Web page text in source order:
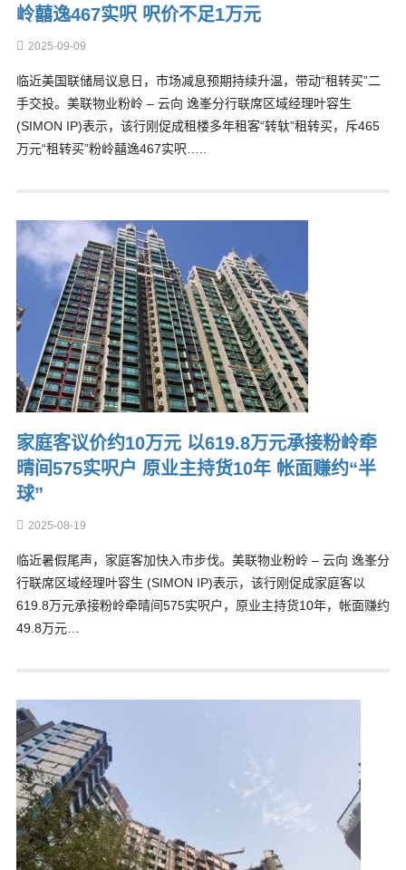
岭囍逸467实呎 呎价不足1万元
2025-09-09
临近美国联储局议息日，市场减息预期持续升温，带动“租转买”二
手交投。美联物业粉岭 – 云向 逸峯分行联席区域经理叶容生
(SIMON IP)表示，该行刚促成租楼多年租客“转轪”租转买，斥465
万元“租转买”粉岭囍逸467实呎…..
家庭客议价约10万元 以619.8万元承接粉岭牵
晴间575实呎户 原业主持货10年 帐面赚约“半
球”
2025-08-19
临近暑假尾声，家庭客加快入市步伐。美联物业粉岭 – 云向 逸峯分
行联席区域经理叶容生 (SIMON IP)表示，该行刚促成家庭客以
619.8万元承接粉岭牵晴间575实呎户，原业主持货10年，帐面赚约
49.8万元…